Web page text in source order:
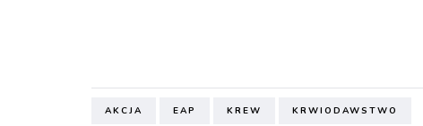
AKCJA EAP KREW KRWIODAWSTWO